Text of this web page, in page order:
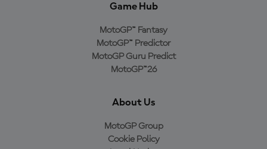
Game Hub
MotoGP™ Fantasy
MotoGP™ Predictor
MotoGP Guru Predict
MotoGP™26
About Us
MotoGP Group
Cookie Policy